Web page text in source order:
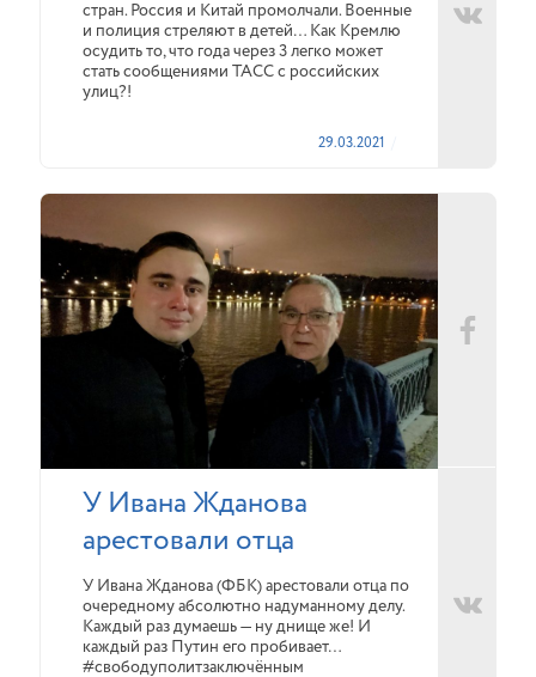
стран. Россия и Китай промолчали. Военные
и полиция стреляют в детей… Как Кремлю
осудить то, что года через 3 легко может
стать сообщениями ТАСС с российских
улиц?!
29.03.2021
У Ивана Жданова
арестовали отца
У Ивана Жданова (ФБК) арестовали отца по
очередному абсолютно надуманному делу.
Каждый раз думаешь — ну днище же! И
каждый раз Путин его пробивает…
#свободуполитзаключённым